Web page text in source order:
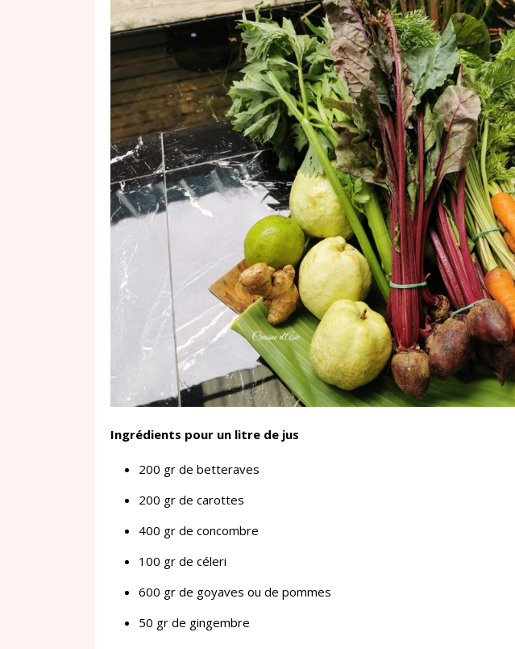
Ingrédients pour un litre de jus
200 gr de betteraves
200 gr de carottes
400 gr de concombre
100 gr de céleri
600 gr de goyaves ou de pommes
50 gr de gingembre